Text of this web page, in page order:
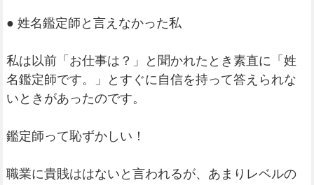
● 姓名鑑定師と言えなかった私
私は以前「お仕事は？」と聞かれたとき素直に「姓
名鑑定師です。」とすぐに自信を持って答えられな
いときがあったのです。
鑑定師って恥ずかしい！
職業に貴賎ははないと言われるが、あまりレベルの